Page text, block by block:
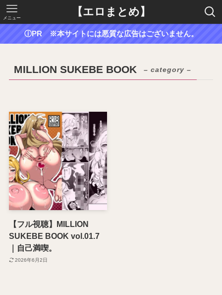
【エロまとめ】
メニュー
ⓘPR ※本サイトには悪質な広告はございません。
MILLION SUKEBE BOOK – category –
【フル視聴】MILLION
SUKEBE BOOK vol.01.7
｜自己満喫。
2026年6月2日